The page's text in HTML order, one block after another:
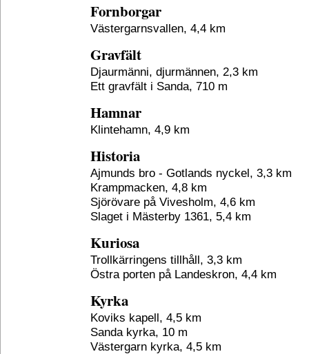
Fornborgar
Västergarnsvallen, 4,4 km
Gravfält
Djaurmänni, djurmännen, 2,3 km
Ett gravfält i Sanda, 710 m
Hamnar
Klintehamn, 4,9 km
Historia
Ajmunds bro - Gotlands nyckel, 3,3 km
Krampmacken, 4,8 km
Sjörövare på Vivesholm, 4,6 km
Slaget i Mästerby 1361, 5,4 km
Kuriosa
Trollkärringens tillhåll, 3,3 km
Östra porten på Landeskron, 4,4 km
Kyrka
Koviks kapell, 4,5 km
Sanda kyrka, 10 m
Västergarn kyrka, 4,5 km